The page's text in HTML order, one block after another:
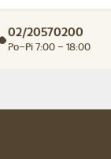
02/20570200
Po–Pi 7:00 – 18:00